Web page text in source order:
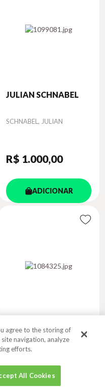
JULIAN SCHNABEL
Autor
SCHNABEL, JULIAN
R$ 1.000,00
ADICIONAR
THE PACKAGE
DESIGN - VOL....
agree to the storing of
navigation, analyze
efforts.
All Cookies